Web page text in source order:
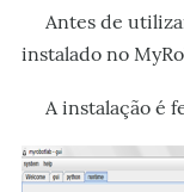
Antes de
instalado no
A instalação é